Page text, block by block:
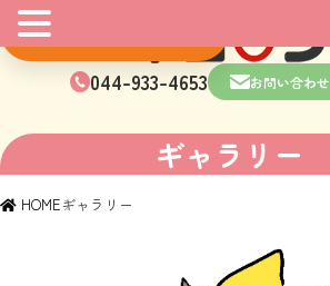
044-933-4653 お問い合わせ
ギャラリー
HOMEギャラリー
マンガはこちら